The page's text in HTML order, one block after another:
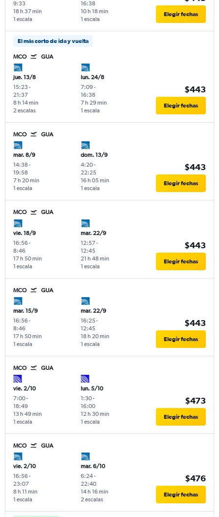
9:33
1 escala
18 h 37 min
16:38
1 escala
10 h 18 min Elegir fechas
El más corto de ida y vuelta
MCO GUA
jue. 13/8
15:23-
21:37
2 escalas
8 h 14 min
lun. 24/8
7:09-
16:38
1 escala
7 h 29 min
$443
Elegir fechas
MCO GUA
mar. 8/9
14:38-
19:58
1 escala
7 h 20 min
dom. 13/9
4:20-
22:25
1 escala
16 h 05 min
$443
Elegir fechas
MCO GUA
vie. 18/9
16:56-
8:46
1 escala
17 h 50 min
mar. 22/9
12:57-
12:45
1 escala
21 h 48 min
$443
Elegir fechas
MCO GUA
mar. 15/9
16:56-
8:46
1 escala
17 h 50 min
mar. 22/9
16:25-
12:45
1 escala
18 h 20 min
$443
Elegir fechas
MCO GUA
vie. 2/10
7:00-
18:49
1 escala
13 h 49 min
lun. 5/10
1:30-
16:00
1 escala
12 h 30 min
$473
Elegir fechas
MCO GUA
vie. 2/10
16:56-
23:07
1 escala
8 h 11 min
mar. 6/10
6:24-
22:40
2 escalas
14 h 16 min
$476
Elegir fechas